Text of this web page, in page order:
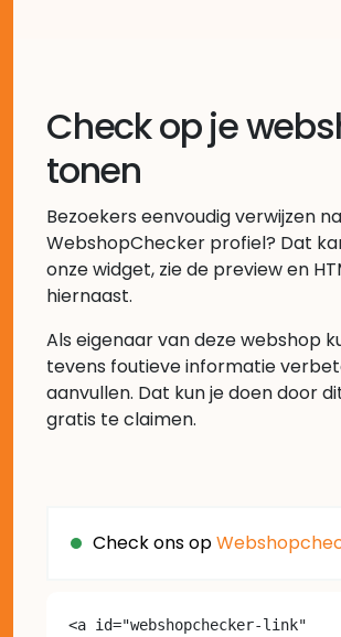
Check op je
tonen
Bezoekers eenvoudig verwijzen
WebshopChecker profiel? Dat
onze widget, zie de preview en
hiernaast.
Als eigenaar van deze webshop
tevens foutieve informatie
aanvullen. Dat kun je doen door
gratis te claimen.
Check ons op
<a id="webshopchecker-link"